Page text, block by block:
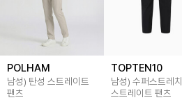
POLHAM
남성) 탄성 스트레이트
팬츠
TOPTEN10
남성) 수퍼스트레치
스트레이트 팬츠